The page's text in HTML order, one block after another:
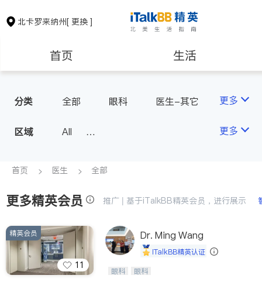
北卡罗来纳州[ 更换 ]
首页 生活
房地产租售
教育
非盈利组织
分类 全部 眼科 医生-其它 更多
区域
All
更多
首页 医生 全部
更多精英会员 推广 | 基于iTalkBB精英会员，进行展示
11
精英会员 Dr. Ming Wang
iTalkBB精英认证
Wang Vision Institute has more tha
眼科 眼科